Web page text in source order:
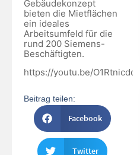
Gebäudekonzept
bieten die Mietflächen
ein ideales
Arbeitsumfeld für die
rund 200 Siemens-
Beschäftigten.
https://youtu.be/O1Rtnicdqfs
Beitrag teilen:
Facebook
Twitter